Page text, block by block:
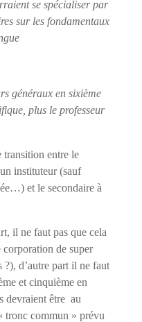
se spécialiser par
sur les fondamentaux
généraux en sixième
plus le professeur
entre le
instituteur (sauf
et le secondaire à
il ne faut pas que cela
corporation de super
d’autre part il ne faut
et cinquième en
devraient être au
tronc commun » prévu